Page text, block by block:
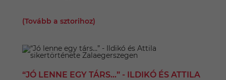
(Tovább a sztorihoz)
“JÓ LENNE EGY TÁRS…” - ILDIKÓ ÉS ATTILA